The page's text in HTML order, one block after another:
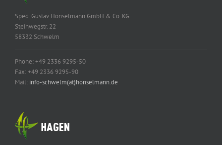
Sped. Gustav Honselmann GmbH & Co. KG
Steinwegstr. 22
58332 Schwelm
Phone: +49 2336 9295-50
Fax: +49 2336 9295-90
Mail: info-schwelm(at)honselmann.de